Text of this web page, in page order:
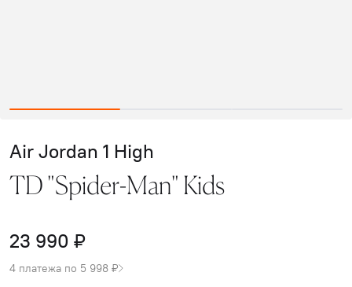
Air Jordan 1 High
TD "Spider-Man" Kids
23 990 ₽
4 платежа по 5 998 ₽